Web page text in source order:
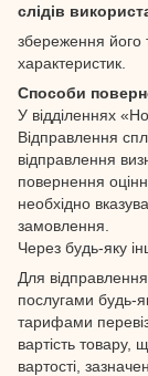
слідів
збереження його
характеристик.
Способи
У відділеннях
Відправлення
відправлення
повернення
необхідно
замовлення.
Через будь-яку
Для
послугами будь-
тарифами
вартість товару,
вартості,